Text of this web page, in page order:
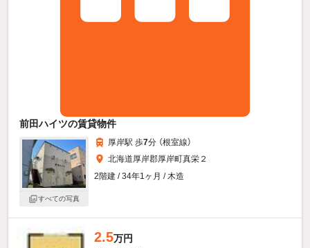
前田ハイツの賃貸物件
すべての写真
厚岸駅 歩7分 （根室線）
北海道厚岸郡厚岸町真栄２
2階建 / 34年1ヶ月 / 木造
2.5万円